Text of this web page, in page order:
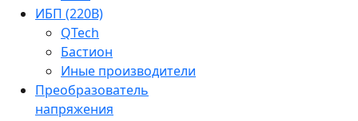
ИБП (220В)
QTech
Бастион
Иные производители
Преобразователь
напряжения